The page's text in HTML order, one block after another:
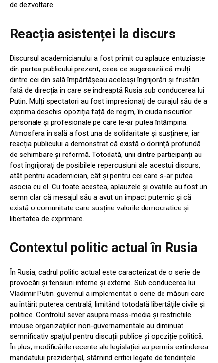
de dezvoltare.
Reacția asistenței la discurs
Discursul academicianului a fost primit cu aplauze entuziaste
din partea publicului prezent, ceea ce sugerează că mulți
dintre cei din sală împărtășeau aceleași îngrijorări și frustări
față de direcția în care se îndreaptă Rusia sub conducerea lui
Putin. Mulți spectatori au fost impresionați de curajul său de a
exprima deschis opoziția față de regim, în ciuda riscurilor
personale și profesionale pe care le-ar putea întâmpina.
Atmosfera în sală a fost una de solidaritate și susținere, iar
reacția publicului a demonstrat că există o dorință profundă
de schimbare și reformă. Totodată, unii dintre participanți au
fost îngrijorați de posibilele repercusiuni ale acestui discurs,
atât pentru academician, cât și pentru cei care s-ar putea
asocia cu el. Cu toate acestea, aplauzele și ovațiile au fost un
semn clar că mesajul său a avut un impact puternic și că
există o comunitate care susține valorile democratice și
libertatea de exprimare.
Contextul politic actual în Rusia
În Rusia, cadrul politic actual este caracterizat de o serie de
provocări și tensiuni interne și externe. Sub conducerea lui
Vladimir Putin, guvernul a implementat o serie de măsuri care
au întărit puterea centrală, limitând totodată libertățile civile și
politice. Controlul sever asupra mass-media și restricțiile
impuse organizațiilor non-guvernamentale au diminuat
semnificativ spațiul pentru discuții publice și opoziție politică.
În plus, modificările recente ale legislației au permis extinderea
mandatului prezidențial, stârnind critici legate de tendințele